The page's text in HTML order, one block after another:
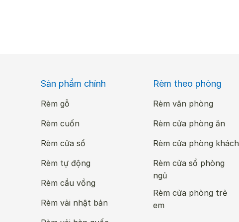
Sản phẩm chính
Rèm gỗ
Rèm cuốn
Rèm cửa sổ
Rèm tự động
Rèm cầu vồng
Rèm vải nhật bản
Rèm theo phòng
Rèm văn phòng
Rèm cửa phòng ăn
Rèm cửa phòng khách
Rèm cửa sổ phòng
ngủ
Rèm cửa phòng trẻ
em